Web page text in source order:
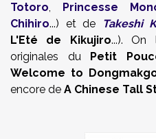
Totoro, Princesse
Chihiro...) et de Takeshi
L'Eté de Kikujiro...). On
originales du Petit
Welcome to
encore de A Chinese Tall